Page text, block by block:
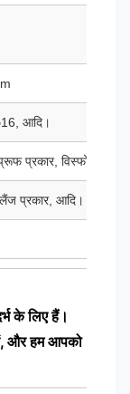
आदि।
प्रकार, विस्फोट-प्रूफ
प्रकार, आदि।
के लिए हैं।
और हम आपको